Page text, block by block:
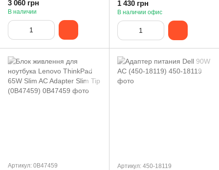
3 060 грн
В наличии
1 430 грн
В наличии офис
Артикул: 0B47459 Артикул: 450-18119